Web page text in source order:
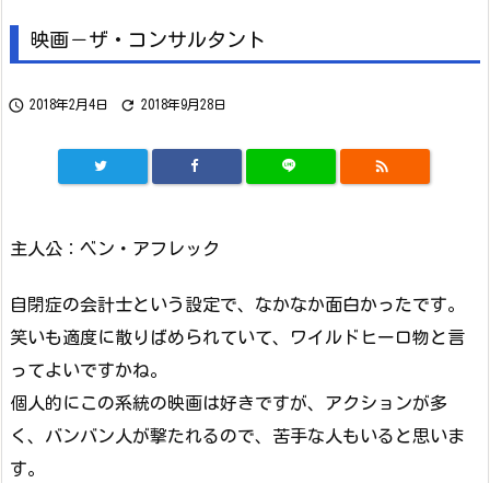
映画－ザ・コンサルタント
 2018年2月4日  2018年9月28日

主人公：ベン・アフレック
自閉症の会計士という設定で、なかなか面白かったです。
笑いも適度に散りばめられていて、ワイルドヒーロ物と言
ってよいですかね。
個人的にこの系統の映画は好きですが、アクションが多
く、バンバン人が撃たれるので、苦手な人もいると思いま
す。